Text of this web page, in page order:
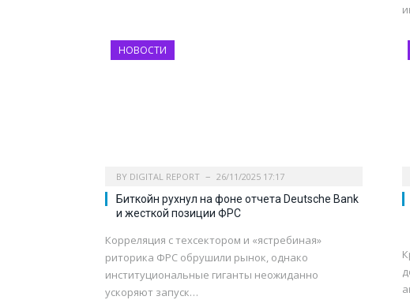
НОВОСТИ
BY DIGITAL REPORT 26/11/2025 17:17
Биткойн рухнул на фоне отчета Deutsche Bank
и жесткой позиции ФРС
Корреляция с техсектором и «ястребиная»
риторика ФРС обрушили рынок, однако
институциональные гиганты неожиданно
ускоряют запуск…